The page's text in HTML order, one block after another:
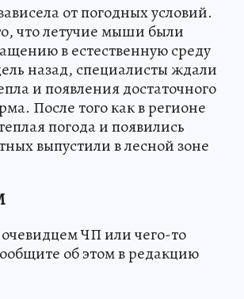
от погодных условий.
что летучие мыши были
в естественную среду
назад, специалисты ждали
и появления достаточного
После того как в регионе
погода и появились
выпустили в лесной зоне
ЧП или чего-то
об этом в редакцию